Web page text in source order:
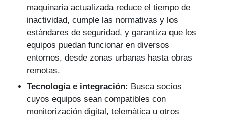
maquinaria actualizada reduce el tiempo de
inactividad, cumple las normativas y los
estándares de seguridad, y garantiza que los
equipos puedan funcionar en diversos
entornos, desde zonas urbanas hasta obras
remotas.
Tecnología e integración: Busca socios
cuyos equipos sean compatibles con
monitorización digital, telemática u otros